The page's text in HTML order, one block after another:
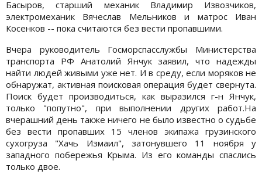
Басыров, старший механик Владимир Извозчиков,
электромеханик Вячеслав Мельников и матрос Иван
Косенков -- пока считаются без вести пропавшими.
Вчера руководитель Госморспасслужбы Министерства
транспорта РФ Анатолий Янчук заявил, что надежды
найти людей живыми уже нет. И в среду, если моряков не
обнаружат, активная поисковая операция будет свернута.
Поиск будет производиться, как выразился г-н Янчук,
только "попутно", при выполнении других работ.На
вчерашний день также ничего не было известно о судьбе
без вести пропавших 15 членов экипажа грузинского
сухогруза "Хачь Измаил", затонувшего 11 ноября у
западного побережья Крыма. Из его команды спаслись
только двое.